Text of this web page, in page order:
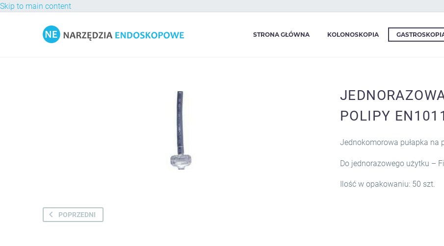
Skip to main content
STRONA GŁÓWNA KOLONOSKOPIA
POLIPY
Jednokomorowa pułapka na
Do jednorazowego użytku –
Ilość w opakowaniu: 50 szt.
POPRZEDNI